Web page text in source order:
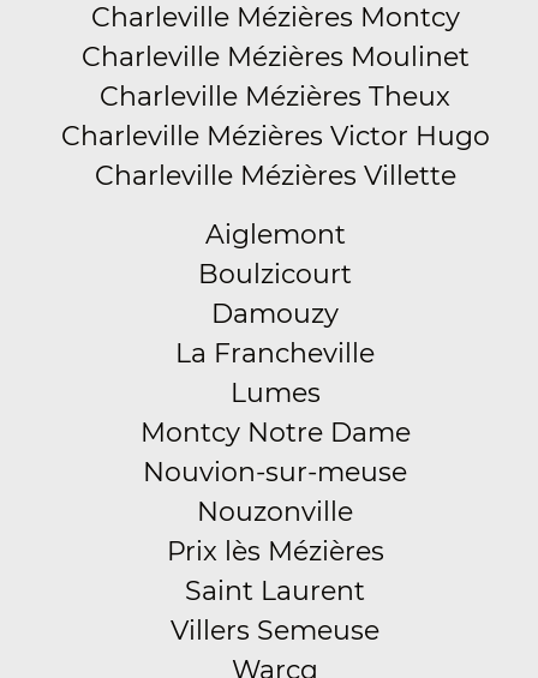
Charleville Mézières Montcy
Charleville Mézières Moulinet
Charleville Mézières Theux
Charleville Mézières Victor Hugo
Charleville Mézières Villette
Aiglemont
Boulzicourt
Damouzy
La Francheville
Lumes
Montcy Notre Dame
Nouvion-sur-meuse
Nouzonville
Prix lès Mézières
Saint Laurent
Villers Semeuse
Warcq